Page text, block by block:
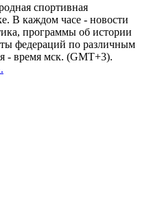
спортивная
В каждом часе - новости
программы об истории
федераций по различным
- время мск. (GMT+3).